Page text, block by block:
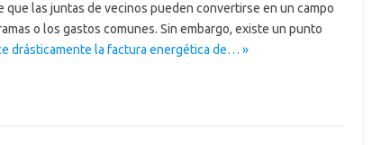
que las juntas de vecinos pueden convertirse en un campo
o los gastos comunes. Sin embargo, existe un punto
drásticamente la factura energética de… »